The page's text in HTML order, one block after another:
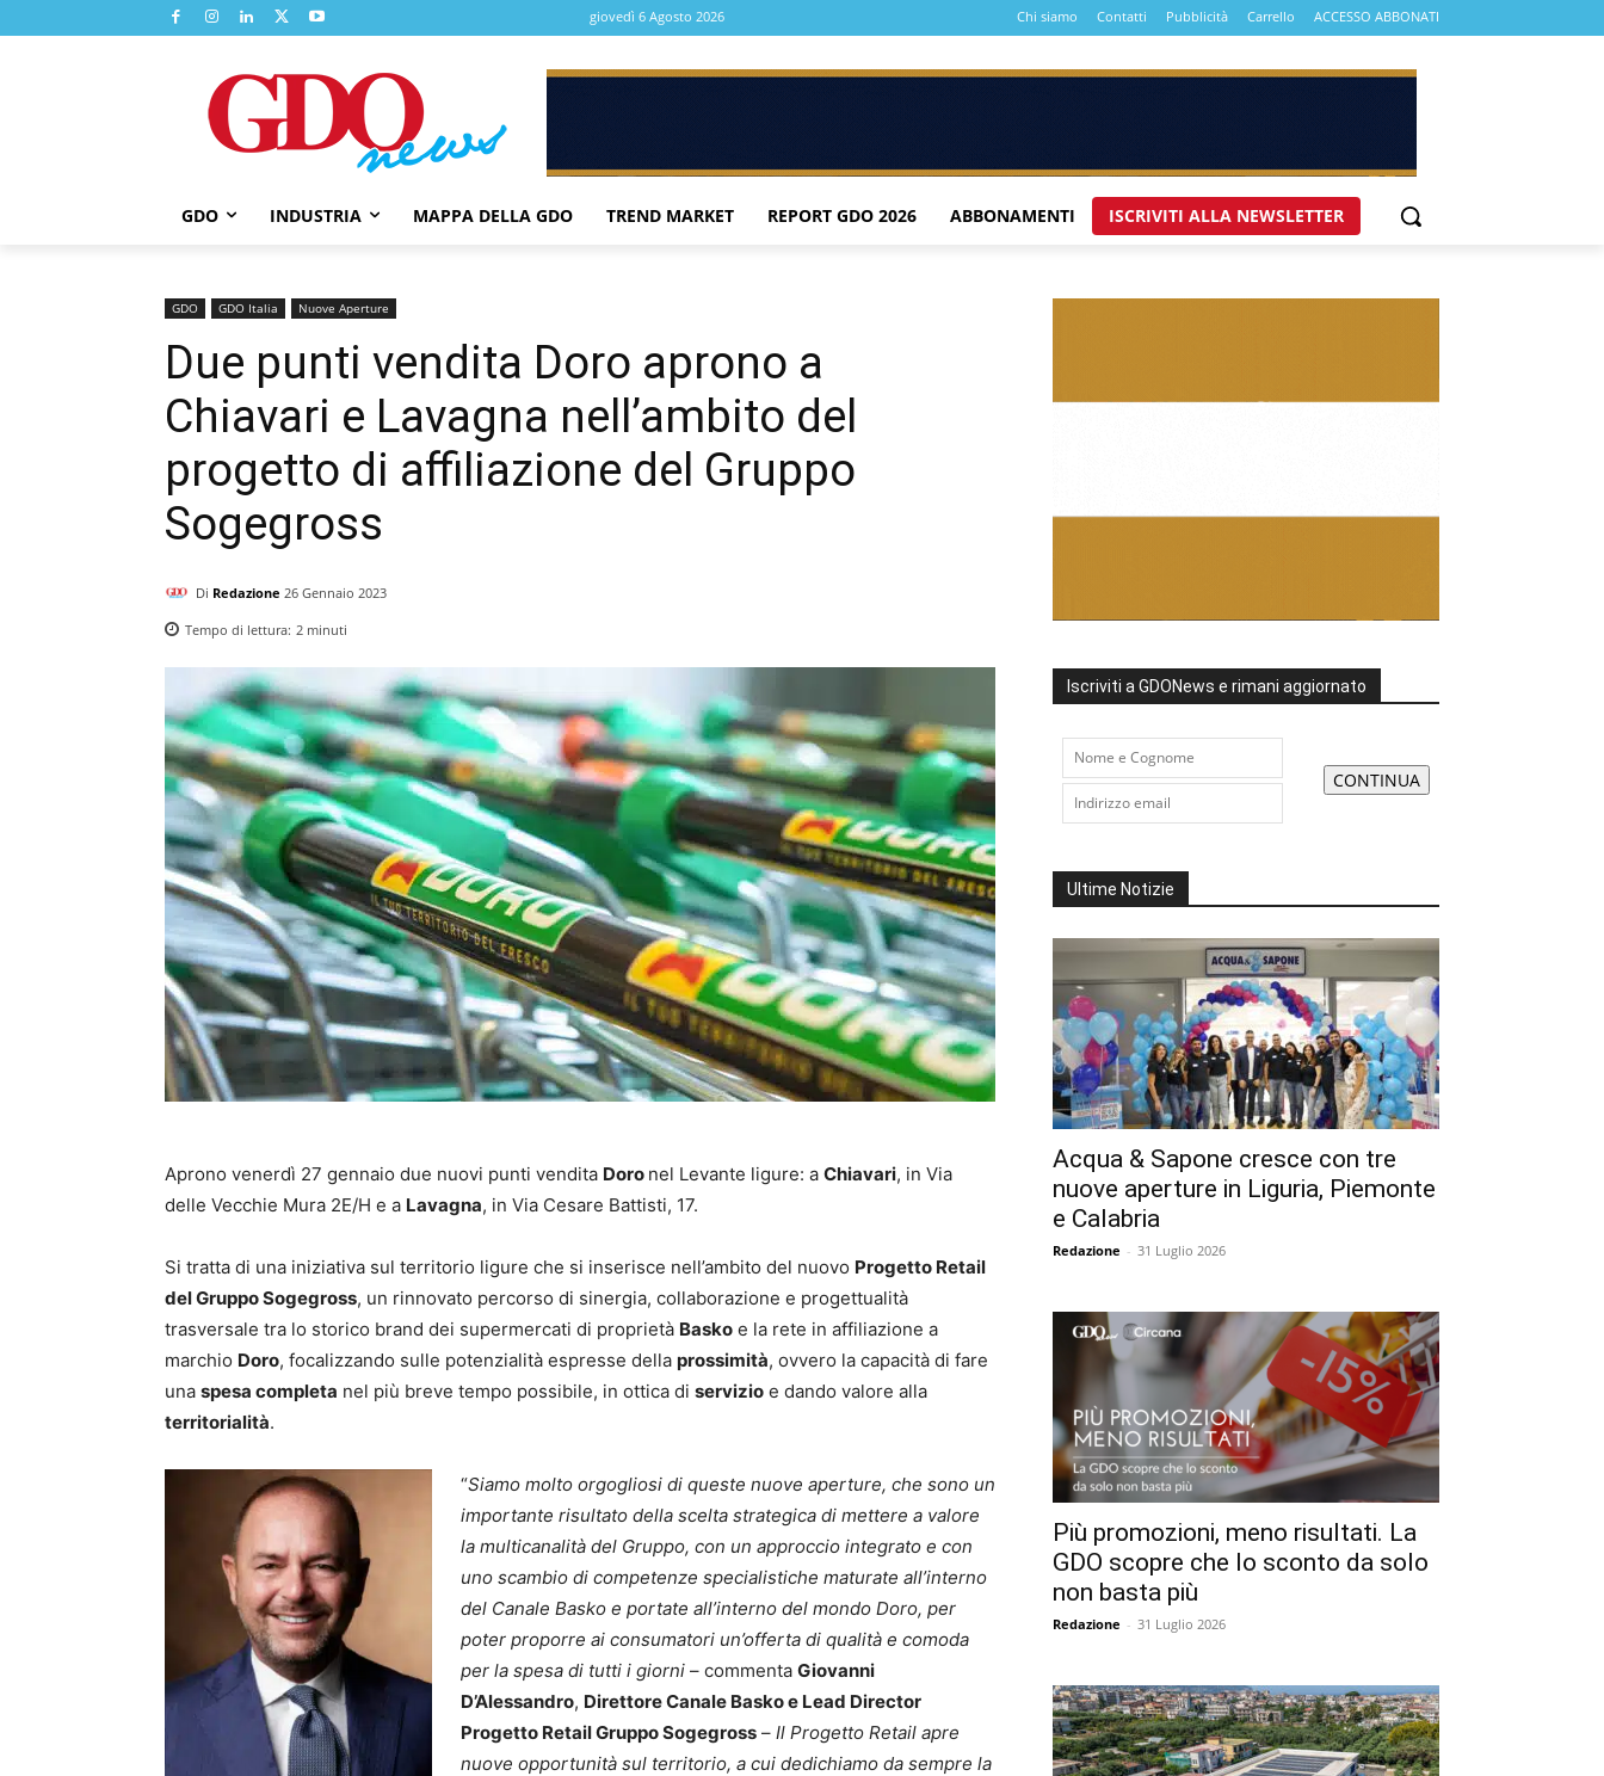
giovedì 6 Agosto 2026 Chi siamo Contatti Pubblicità Carrello ACCESSO ABBONATI
GDO INDUSTRIA MAPPA DELLA GDO TREND MARKET REPORT GDO 2026 ABBONAMENTI ISCRIVITI ALLA NEWSLETTER
GDO GDO Italia Nuove Aperture
Due punti vendita Doro aprono a
Chiavari e Lavagna nell’ambito del
progetto di affiliazione del Gruppo
Sogegross
Di Redazione 26 Gennaio 2023
Tempo di lettura: 2 minuti
Aprono venerdì 27 gennaio due nuovi punti vendita Doro nel Levante ligure: a Chiavari, in Via
delle Vecchie Mura 2E/H e a Lavagna, in Via Cesare Battisti, 17.
Si tratta di una iniziativa sul territorio ligure che si inserisce nell’ambito del nuovo Progetto Retail
del Gruppo Sogegross, un rinnovato percorso di sinergia, collaborazione e progettualità
trasversale tra lo storico brand dei supermercati di proprietà Basko e la rete in affiliazione a
marchio Doro, focalizzando sulle potenzialità espresse della prossimità, ovvero la capacità di fare
una spesa completa nel più breve tempo possibile, in ottica di servizio e dando valore alla
territorialità.
“Siamo molto orgogliosi di queste nuove aperture, che sono un
importante risultato della scelta strategica di mettere a valore
la multicanalità del Gruppo, con un approccio integrato e con
uno scambio di competenze specialistiche maturate all’interno
del Canale Basko e portate all’interno del mondo Doro, per
poter proporre ai consumatori un’offerta di qualità e comoda
per la spesa di tutti i giorni – commenta Giovanni
D’Alessandro, Direttore Canale Basko e Lead Director
Progetto Retail Gruppo Sogegross – Il Progetto Retail apre
nuove opportunità sul territorio, a cui dedichiamo da sempre la
Iscriviti a GDONews e rimani aggiornato
Ultime Notizie
Acqua & Sapone cresce con tre
nuove aperture in Liguria, Piemonte
e Calabria
Redazione - 31 Luglio 2026
Più promozioni, meno risultati. La
GDO scopre che lo sconto da solo
non basta più
Redazione - 31 Luglio 2026